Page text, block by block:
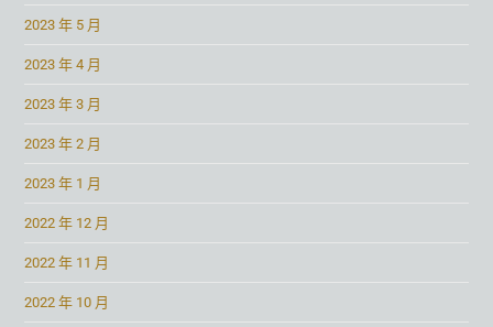
2023 年 5 月
2023 年 4 月
2023 年 3 月
2023 年 2 月
2023 年 1 月
2022 年 12 月
2022 年 11 月
2022 年 10 月